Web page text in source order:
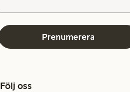
Prenumerera
Följ oss